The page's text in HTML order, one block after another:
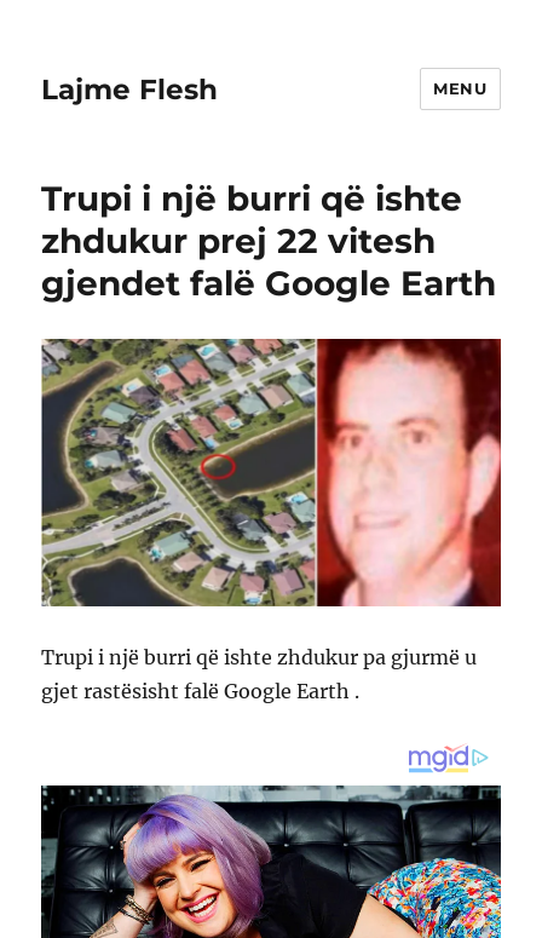
Lajme Flesh MENU
Trupi i një burri që ishte
zhdukur prej 22 vitesh
gjendet falë Google Earth
Trupi i një burri që ishte zhdukur pa gjurmë u
gjet rastësisht falë Google Earth .